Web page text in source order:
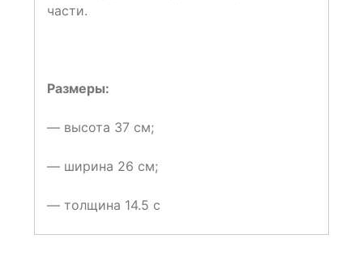
части.
Размеры:
— высота 37 см;
— ширина 26 см;
— толщина 14.5 с